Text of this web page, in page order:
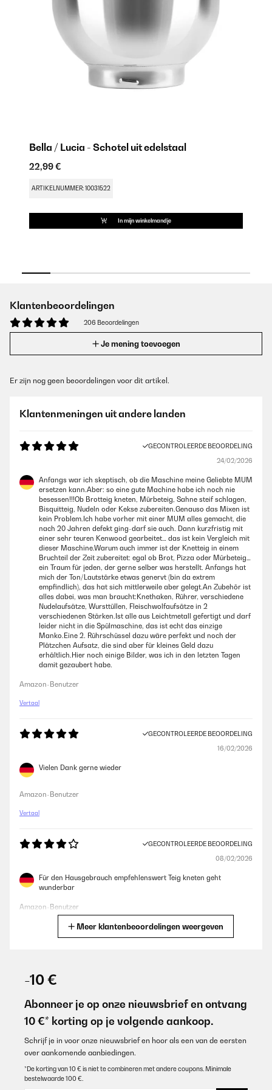
Bella / Lucia - Schotel uit edelstaal
22,99 €
ARTIKELNUMMER: 10031522
In mijn winkelmandje
Klantenbeoordelingen
206 Beoordelingen
Je mening toevoegen
Er zijn nog geen beoordelingen voor dit artikel.
Klantenmeningen uit andere landen
GECONTROLEERDE BEOORDELING
24/02/2026
Anfangs war ich skeptisch, ob die Maschine meine Geliebte MUM
ersetzen kann.Aber: so eine gute Machine habe ich noch nie
besessen!!!Ob Brotteig kneten, Mürbeteig, Sahne steif schlagen,
Bisquitteig, Nudeln oder Kekse zubereiten.Genauso das Mixen ist
kein Problem.Ich habe vorher mit einer MUM alles gemacht, die
nach 20 Jahren defekt ging-darf sie auch. Dann kurzfristig mit
einer sehr teuren Kenwood gearbeitet… das ist kein Vergleich mit
dieser Maschine.Warum auch immer ist der Knetteig in einem
Bruchteil der Zeit zubereitet: egal ob Brot, Pizza oder Mürbeteig…
ein Traum für jeden, der gerne selber was herstellt. Anfangs hat
mich der Ton/Lautstärke etwas genervt (bin da extrem
empfindlich), das hat sich mittlerweile aber gelegt.An Zubehör ist
alles dabei, was man braucht:Knethaken, Rührer, verschiedene
Nudelaufsätze, Wursttüllen, Fleischwolfaufsätze in 2
verschiedenen Stärken.Ist alle aus Leichtmetall gefertigt und darf
leider nicht in die Spülmaschine, das ist echt das einzige
Manko.Eine 2. Rührschüssel dazu wäre perfekt und noch der
Plätzchen Aufsatz, die sind aber für kleines Geld dazu
erhältlich.Hier noch einige Bilder, was ich in den letzten Tagen
damit gezaubert habe.
Amazon-Benutzer
Vertaal
GECONTROLEERDE BEOORDELING
16/02/2026
Vielen Dank gerne wieder
Amazon-Benutzer
Vertaal
GECONTROLEERDE BEOORDELING
08/02/2026
Für den Hausgebrauch empfehlenswert Teig kneten geht
wunderbar
Amazon-Benutzer
Amazon user
GECONTROLEERDE BEOORDELING
Meer klantenbeoordelingen weergeven
-10 €
Abonneer je op onze nieuwsbrief en ontvang
10 €* korting op je volgende aankoop.
Schrijf je in voor onze nieuwsbrief en hoor als een van de eersten
over aankomende aanbiedingen.
*De korting van 10 € is niet te combineren met andere coupons. Minimale
bestelwaarde 100 €.